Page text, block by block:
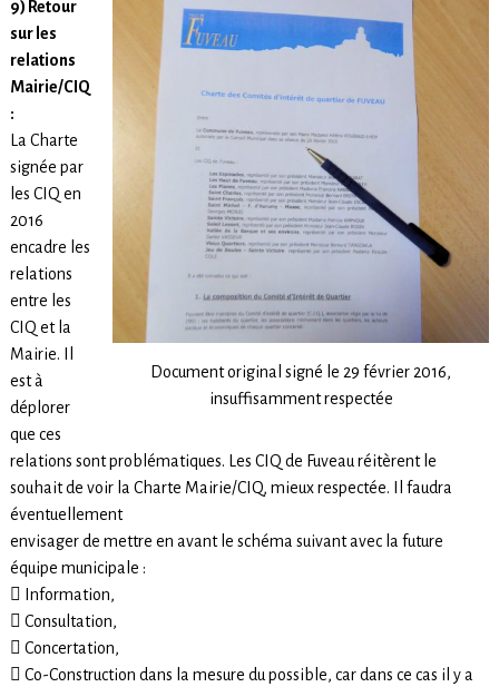
Document original signé le 29 février 2016,
insuffisamment respectée
9) Retour
sur les
relations
Mairie/CIQ
:
La Charte
signée par
les CIQ en
2016
encadre les
relations
entre les
CIQ et la
Mairie. Il
est à
déplorer
que ces
relations sont problématiques. Les CIQ de Fuveau réitèrent le
souhait de voir la Charte Mairie/CIQ, mieux respectée. Il faudra
éventuellement
envisager de mettre en avant le schéma suivant avec la future
équipe municipale :
 Information,
 Consultation,
 Concertation,
 Co-Construction dans la mesure du possible, car dans ce cas il y a